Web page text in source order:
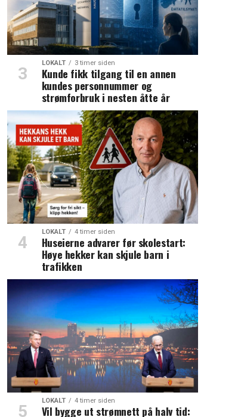
LOKALT 3 timer siden
Kunde fikk tilgang til en annen
kundes personnummer og
strømforbruk i nesten åtte år
LOKALT 4 timer siden
Huseierne advarer før skolestart:
Høye hekker kan skjule barn i
trafikken
LOKALT 4 timer siden
Vil bygge ut strømnett på halv tid: